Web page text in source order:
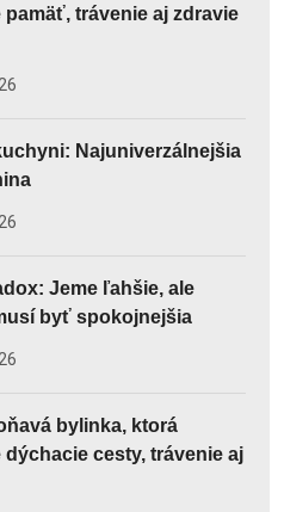
trávenie aj zdravie
Najuniverzálnejšia
Jeme ľahšie, ale
byť spokojnejšia
bylinka, ktorá
cesty, trávenie aj